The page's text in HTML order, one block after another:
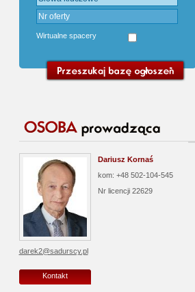
Wirtualne spacery
Dariusz Kornaś
kom: +48 502-104-545
Nr licencji 22629
darek2@sadurscy.pl
Kontakt